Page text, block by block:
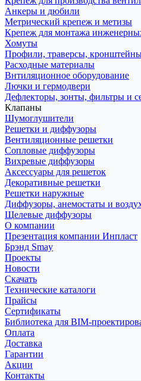
Анкеры и дюбили
Метрический крепеж и метизы
Крепеж для монтажа
Хомуты
Профили, траверсы,
Расходные материалы
Внтиляционное оборудование
Лючки и гермодвери
Дефлекторы, зонты, фильтры и
Клапаны
Шумоглушители
Решетки и диффузоры
Вентиляционные решетки
Сопловые диффузоры
Вихревые диффузоры
Аксессуары для решеток
Декоративные решетки
Решетки наружные
Диффузоры, анемостаты и
Щелевые диффузоры
О компании
Презентация компании Инпласт
Брэнд Smay
Проекты
Новости
Скачать
Технические каталоги
Прайсы
Сертификаты
Библиотека для BIM-
Оплата
Доставка
Гарантии
Акции
Контакты